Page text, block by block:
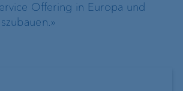
Offering in Europa und